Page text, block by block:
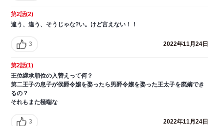
第2話(2)
違う、違う、そうじゃな?い。けど言えない！！
3 2022年11月24日
第2話(1)
王位継承順位の入替えって何？
第二王子の息子が侯爵令嬢を娶ったら男爵令嬢を娶った王太子を廃嫡でき
るの？
それもまた極端な
3 2022年11月24日